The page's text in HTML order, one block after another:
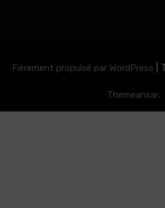
Fièrement propulsé par WordPress
Themeansar.